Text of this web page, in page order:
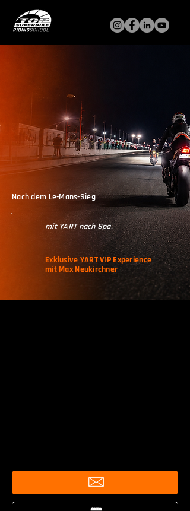
Nach dem Le-Mans-Sieg
mit YART nach Spa.
Exklusive YART VIP Experience
mit Max Neukirchner